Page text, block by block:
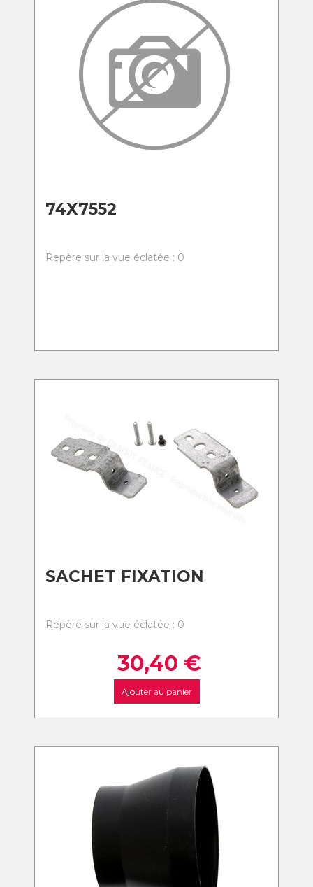
74X7552
Repère sur la vue éclatée : 0
SACHET FIXATION
Repère sur la vue éclatée : 0
30,40 €
Ajouter au panier